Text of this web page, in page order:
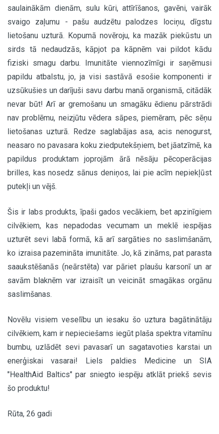
saulainākām dienām, sulu kūri, attīrīšanos, gavēni, vairāk
svaigo zaļumu - pašu audzētu palodzes lociņu, dīgstu
lietošanu uzturā. Kopumā novēroju, ka mazāk piekūstu un
sirds tā nedaudzās, kāpjot pa kāpnēm vai pildot kādu
fiziski smagu darbu. Imunitāte viennozīmīgi ir saņēmusi
papildu atbalstu, jo, ja visi sastāvā esošie komponenti ir
uzsūkušies un darījuši savu darbu manā organismā, citādāk
nevar būt! Arī ar gremošanu un smagāku ēdienu pārstrādi
nav problēmu, neizjūtu vēdera sāpes, piemēram, pēc sēņu
lietošanas uzturā. Redze saglabājas asa, acis nenogurst,
neasaro no pavasara koku ziedputekšņiem, bet jāatzīmē, ka
papildus produktam joprojām ārā nēsāju pēcoperācijas
brilles, kas nosedz sānus deniņos, lai pie acīm nepiekļūst
putekļi un vējš.
Šis ir labs produkts, īpaši gados vecākiem, bet apzinīgiem
cilvēkiem, kas nepadodas vecumam un meklē iespējas
uzturēt sevi labā formā, kā arī sargāties no saslimšanām,
ko izraisa pazemināta imunitāte. Jo, kā zināms, pat parasta
saaukstēšanās (neārstēta) var pāriet plaušu karsonī un ar
savām blaknēm var izraisīt un veicināt smagākas orgānu
saslimšanas.
Novēlu visiem veselību un iesaku šo uztura bagātinātāju
cilvēkiem, kam ir nepieciešams iegūt plaša spektra vitamīnu
bumbu, uzlādēt sevi pavasarī un sagatavoties karstai un
enerģiskai vasarai! Liels paldies Medicine un SIA
"HealthAid Baltics" par sniegto iespēju atklāt priekš sevis
šo produktu!
Rūta, 26 gadi